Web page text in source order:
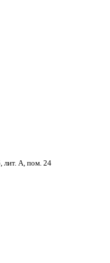
лит. А, пом. 24